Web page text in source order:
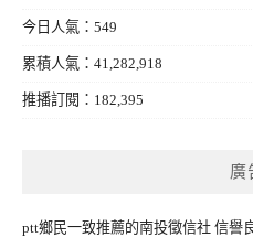
今日人氣：549
累積人氣：41,282,918
推播訂閱：182,395
廣
ptt鄉民一致推薦的南投徵信社 信譽